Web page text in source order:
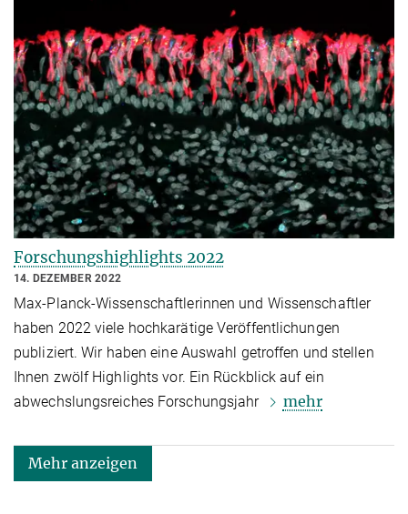
Forschungshighlights 2022
14. DEZEMBER 2022
Max-Planck-Wissenschaftlerinnen und Wissenschaftler
haben 2022 viele hochkarätige Veröffentlichungen
publiziert. Wir haben eine Auswahl getroffen und stellen
Ihnen zwölf Highlights vor. Ein Rückblick auf ein
abwechslungsreiches Forschungsjahr
mehr
Mehr anzeigen